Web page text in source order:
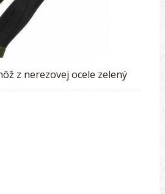
z nerezovej ocele zelený